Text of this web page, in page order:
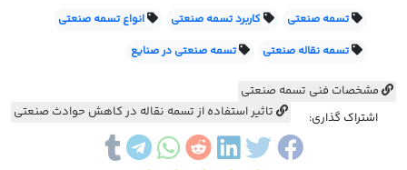
تسمه صنعتی کاربرد تسمه صنعتی
انواع تسمه صنعتی
تسمه نقاله صنعتی
تسمه صنعتی در صنایع
مشخصات فنی تسمه صنعتی
تاثیر استفاده از تسمه نقاله در کاهش حوادث صنعتی
اشتراک گذاری: